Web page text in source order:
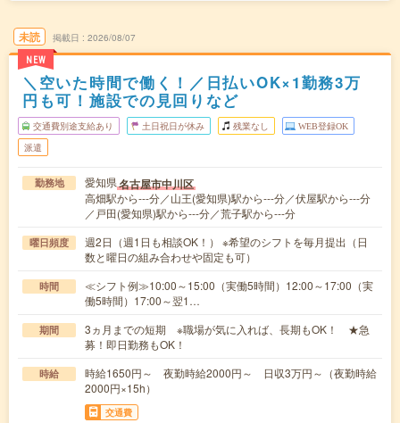
未読
NEW
掲載日 2026/08/07
＼空いた時間で働く！／日払いOK×1勤務3万
円も可！施設での見回りなど
交通費別途支給あり 土日祝日が休み 残業なし WEB登録OK
派遣
勤務地 愛知県名古屋市中川区
高畑駅から---分／山王(愛知県)駅から---分／伏屋駅から---分
／戸田(愛知県)駅から---分／荒子駅から---分
曜日頻度
週2日（週1日も相談OK！） ※希望のシフトを毎月提出（日
数と曜日の組み合わせや固定も可）
時間
≪シフト例≫10:00～15:00（実働5時間）12:00～17:00（実
働5時間）17:00～翌1…
期間
3ヵ月までの短期 ※職場が気に入れば、長期もOK！ ★急
募！即日勤務もOK！
時給
時給1650円～ 夜勤時給2000円～ 日収3万円～（夜勤時給
2000円×15h）
交通費